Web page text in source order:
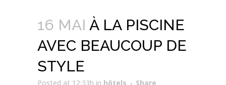
16 MAI À LA PISCINE
AVEC BEAUCOUP DE
STYLE
Posted at 12:33h in hôtels Share